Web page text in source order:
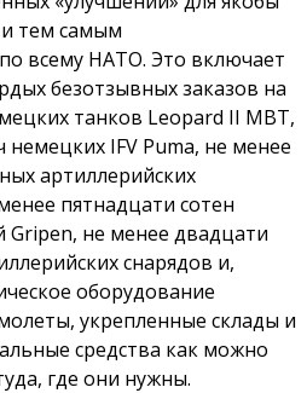
тем самым
всему НАТО. Это включает
безотзывных заказов на
танков Leopard II MBT,
немецких IFV Puma, не менее
артиллерийских
пятнадцати сотен
Gripen, не менее двадцати
снарядов и,
оборудование
укрепленные склады и
средства как можно
где они нужны.